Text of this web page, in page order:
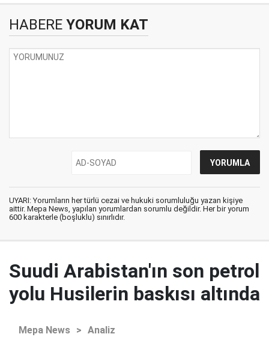
HABERE YORUM KAT
UYARI: Yorumların her türlü cezai ve hukuki sorumluluğu yazan kişiye
aittir. Mepa News, yapılan yorumlardan sorumlu değildir. Her bir yorum
600 karakterle (boşluklu) sınırlıdır.
Suudi Arabistan'ın son petrol
yolu Husilerin baskısı altında
Mepa News > Analiz